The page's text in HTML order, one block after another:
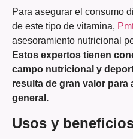
Para asegurar el consumo
de este tipo de vitamina,
asesoramiento nutricional
Estos expertos tienen
campo nutricional y
resulta de gran valor para
general.
Usos y